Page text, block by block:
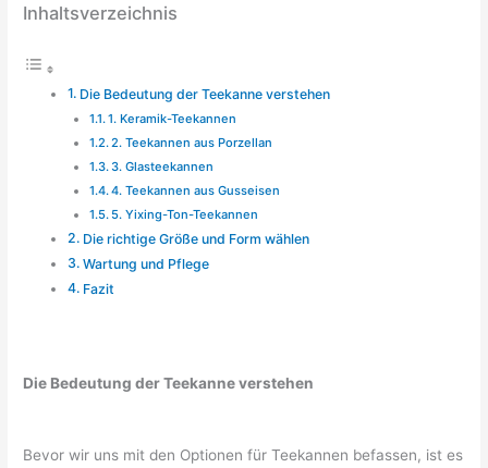
Inhaltsverzeichnis
Die Bedeutung der Teekanne verstehen
1. Keramik-Teekannen
2. Teekannen aus Porzellan
3. Glasteekannen
4. Teekannen aus Gusseisen
5. Yixing-Ton-Teekannen
Die richtige Größe und Form wählen
Wartung und Pflege
Fazit
Die Bedeutung der Teekanne verstehen
Bevor wir uns mit den Optionen für Teekannen befassen, ist es